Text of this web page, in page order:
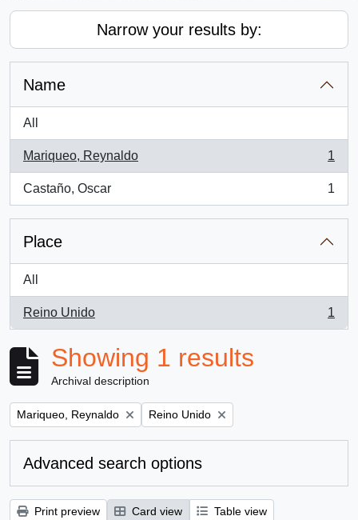
Narrow your results by:
Name
All
Mariqueo, Reynaldo
, 1 results
1
Castaño, Oscar
, 1 results
1
Place
All
Reino Unido
, 1 results
1
Showing 1 results
Archival description
Remove filter:
Mariqueo, Reynaldo Remove filter:
Reino Unido
Advanced search options
Print preview Card view
Table view